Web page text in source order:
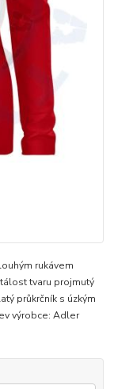
rukávem
tvaru projmutý
průkrčník s úzkým
výrobce: Adler